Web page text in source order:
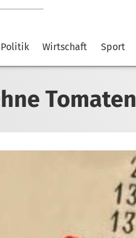
Politik Wirtschaft Sport
Tomaten